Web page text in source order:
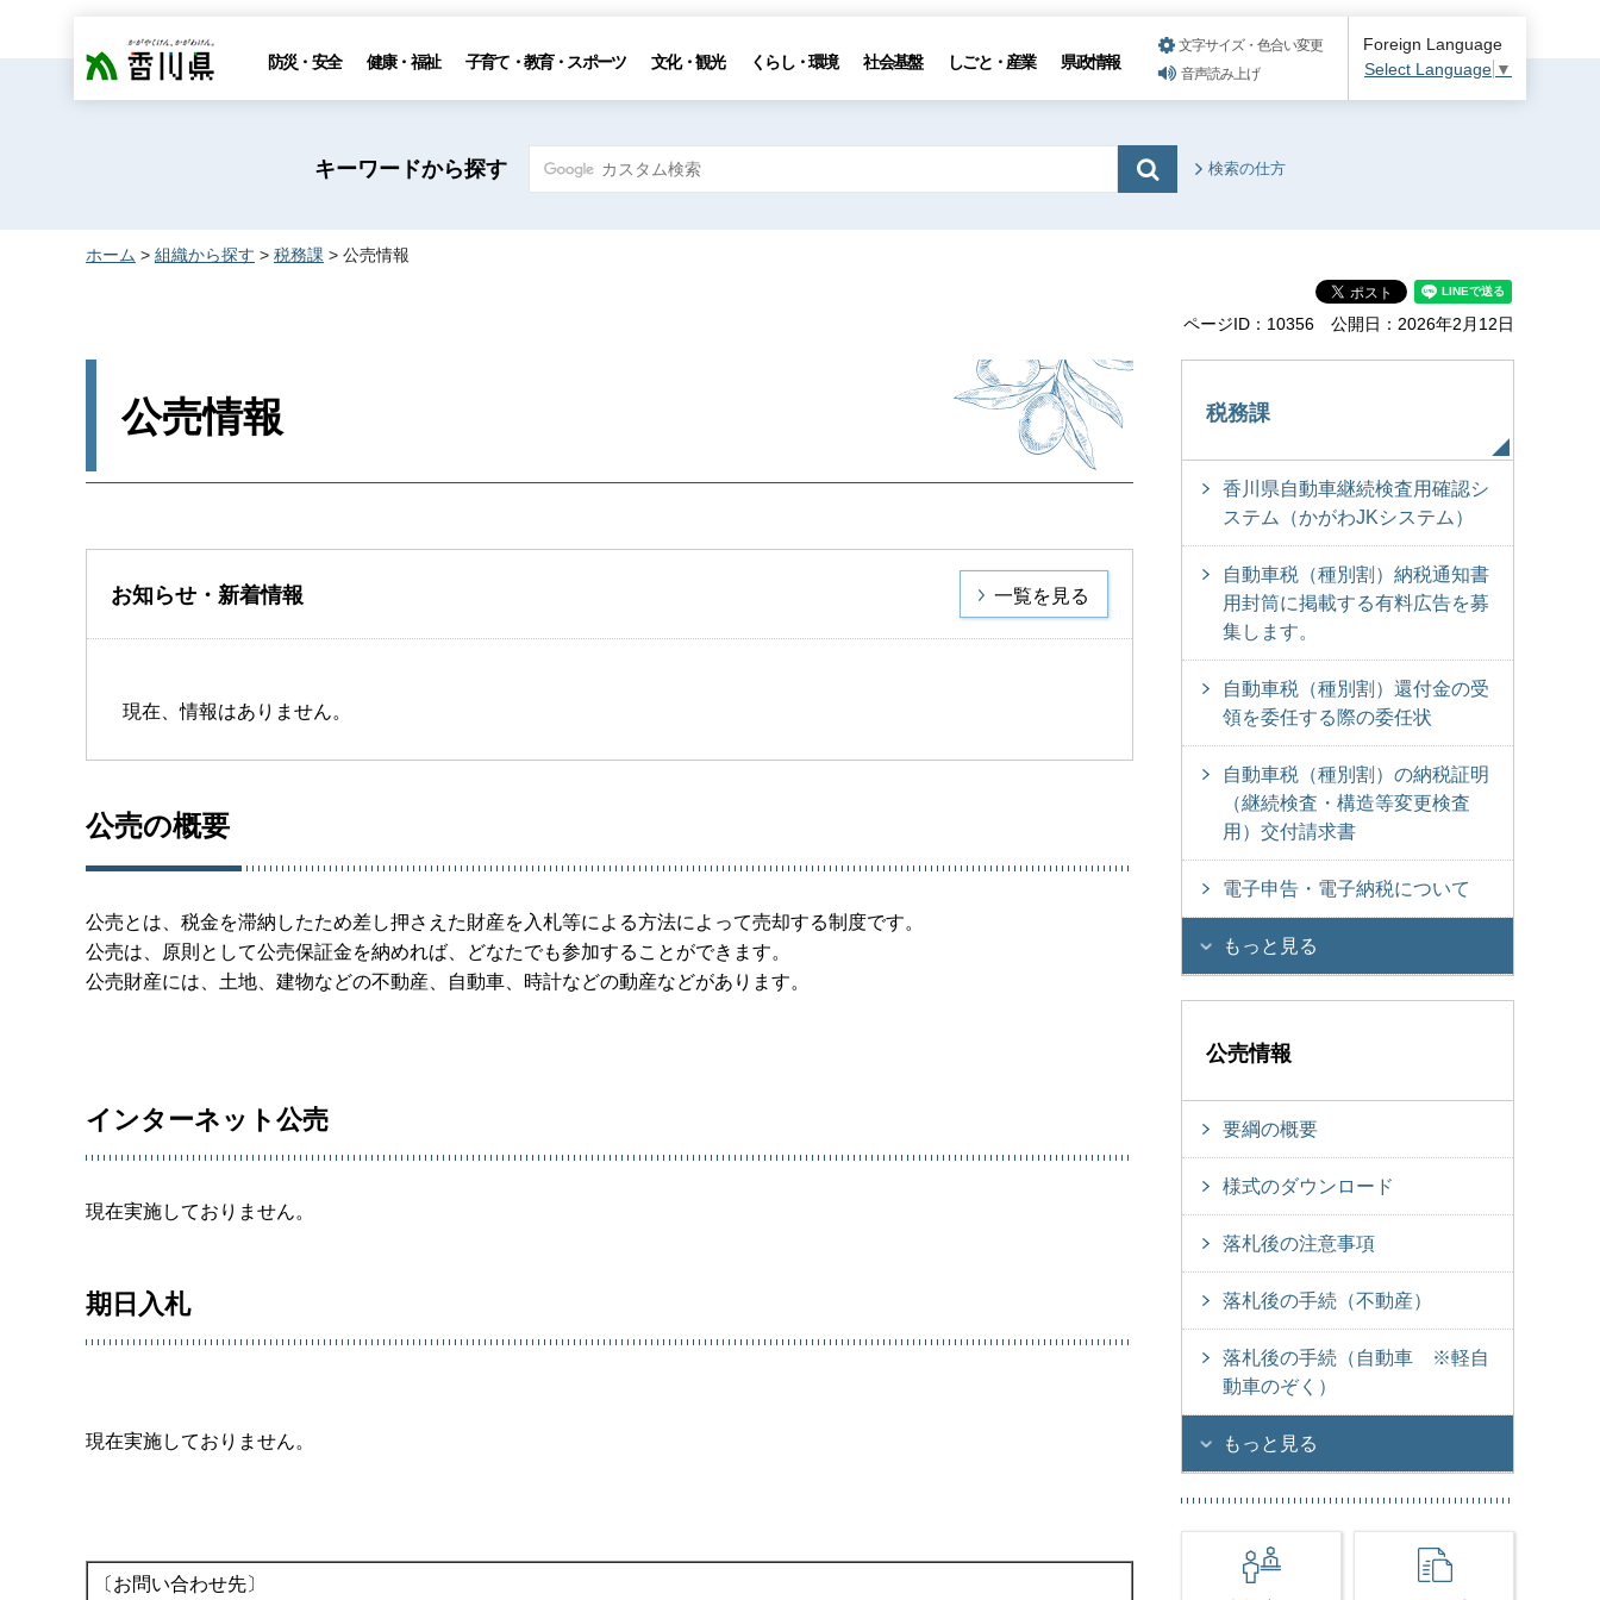
香川県 防災・安全 健康・福祉 子育て・教育・スポーツ 文化・観光 くらし・環境 社会基盤 しごと・産業 県政情報
文字サイズ・色合い変更
音声読み上げ
Foreign Language
Select Language ▼
キーワードから探す 検索の仕方
ホーム > 組織から探す > 税務課 > 公売情報
ページID：10356 公開日：2026年2月12日
公売情報
お知らせ・新着情報 一覧を見る
現在、情報はありません。
公売の概要
公売とは、税金を滞納したため差し押さえた財産を入札等による方法によって売却する制度です。
公売は、原則として公売保証金を納めれば、どなたでも参加することができます。
公売財産には、土地、建物などの不動産、自動車、時計などの動産などがあります。
インターネット公売
現在実施しておりません。
期日入札
現在実施しておりません。
〔お問い合わせ先〕
税務課
香川県自動車継続検査用確認シ
ステム（かがわJKシステム）
自動車税（種別割）納税通知書
用封筒に掲載する有料広告を募
集します。
自動車税（種別割）還付金の受
領を委任する際の委任状
自動車税（種別割）の納税証明
（継続検査・構造等変更検査
用）交付請求書
電子申告・電子納税について
もっと見る
公売情報
要綱の概要
様式のダウンロード
落札後の注意事項
落札後の手続（不動産）
落札後の手続（自動車 ※軽自
動車のぞく）
もっと見る